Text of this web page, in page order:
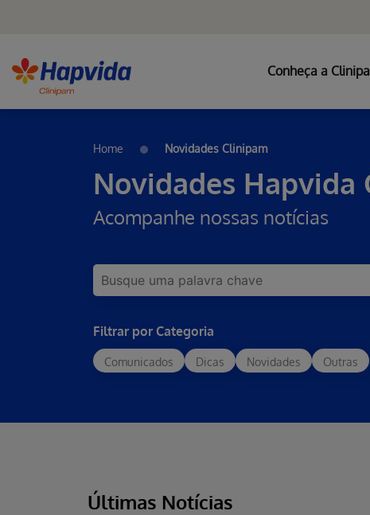
Conheça a
Home Novidades Clinipam
Novidades Hapvida
Acompanhe nossas notícias
Filtrar por Categoria
Comunicados Dicas Novidades Outras
Últimas Notícias